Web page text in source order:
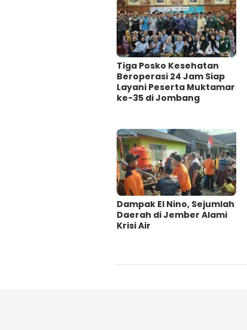
Tiga Posko Kesehatan
Beroperasi 24 Jam Siap
Layani Peserta Muktamar
ke-35 di Jombang
Dampak El Nino, Sejumlah
Daerah di Jember Alami
Krisi Air